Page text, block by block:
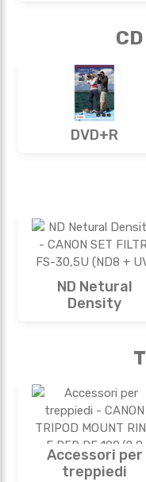
DVD+R
ND Netural
Density
Accessori per
treppiedi